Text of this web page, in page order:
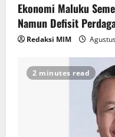
Ekonomi Maluku
Namun Defisit
Redaksi MIM
2 minutes read